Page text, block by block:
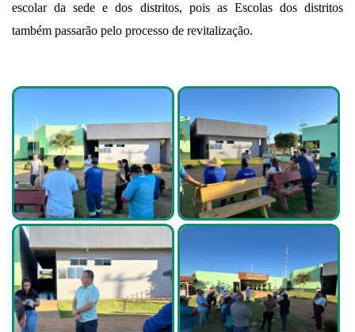
escolar da sede e dos distritos, pois as Escolas dos distritos
também passarão pelo processo de revitalização.